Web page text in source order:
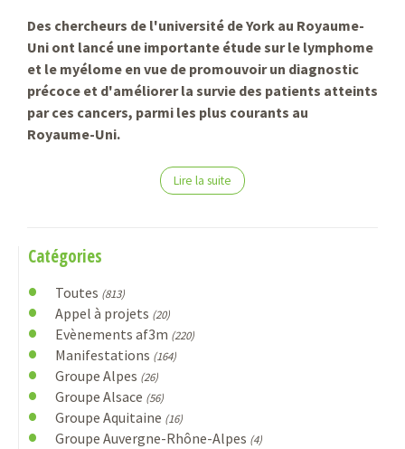
Des chercheurs de l'université de York au Royaume-
Uni ont lancé une importante étude sur le lymphome
et le myélome en vue de promouvoir un diagnostic
précoce et d'améliorer la survie des patients atteints
par ces cancers, parmi les plus courants au
Royaume-Uni.
Lire la suite
Catégories
Toutes (813)
Appel à projets (20)
Evènements af3m (220)
Manifestations (164)
Groupe Alpes (26)
Groupe Alsace (56)
Groupe Aquitaine (16)
Groupe Auvergne-Rhône-Alpes (4)